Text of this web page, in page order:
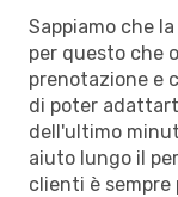
Sappiamo che
per questo che
prenotazione e
di poter
dell'ultimo
aiuto lungo il
clienti è